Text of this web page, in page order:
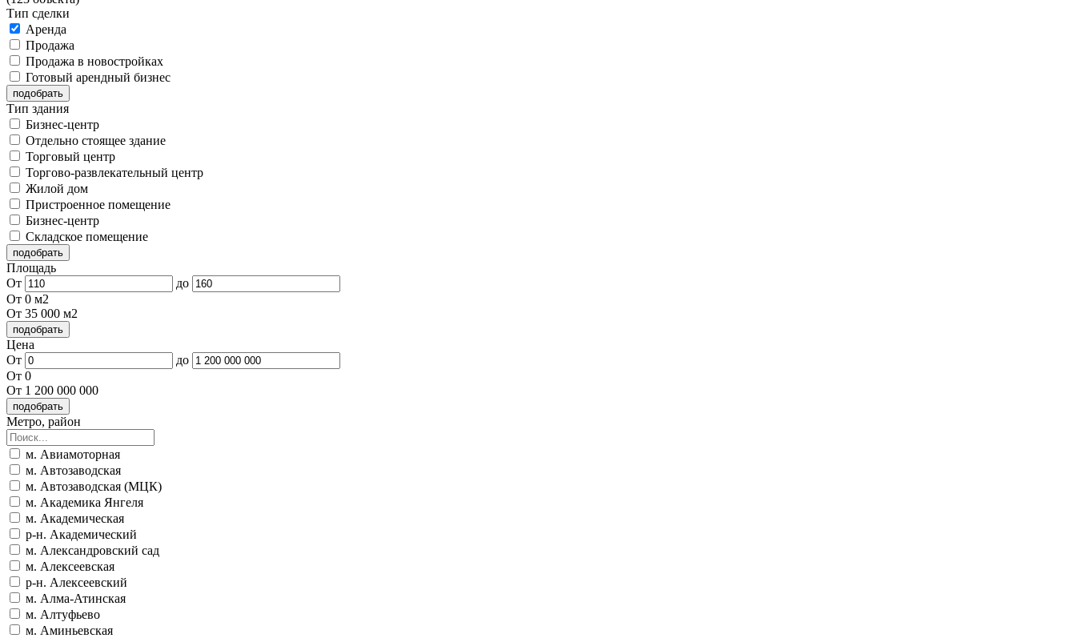
Тип сделки
Аренда
Продажа
Продажа в новостройках
Готовый арендный бизнес
Тип здания
Бизнес-центр
Отдельно стоящее здание
Торговый центр
Торгово-развлекательный центр
Жилой дом
Пристроенное помещение
Бизнес-центр
Складское помещение
Площадь
От
до
От 0 м2
От 35 000 м2
Цена
От
до
От 0
От 1 200 000 000
Метро, район
м. Авиамоторная
м. Автозаводская
м. Автозаводская (МЦК)
м. Академика Янгеля
м. Академическая
р-н. Академический
м. Александровский сад
м. Алексеевская
р-н. Алексеевский
м. Алма-Атинская
м. Алтуфьево
м. Аминьевская